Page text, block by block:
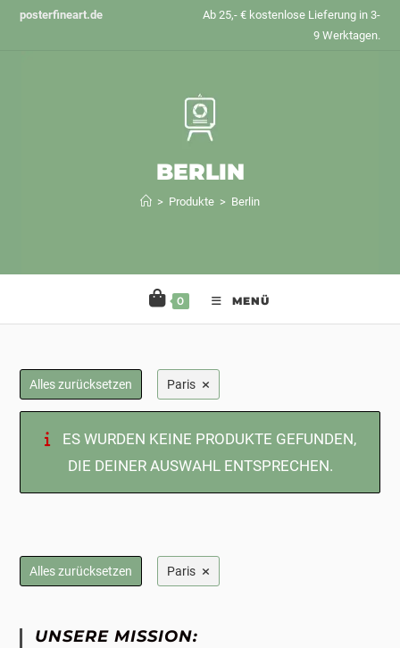
Zumposterfineart.de
Ab 25,- € kostenlose Lieferung in 3-
9 Werktagen.
BERLIN
> Produkte > Berlin
0 MENÜ
Alles zurücksetzen Paris ×
ES WURDEN KEINE PRODUKTE GEFUNDEN,
DIE DEINER AUSWAHL ENTSPRECHEN.
Alles zurücksetzen Paris ×
UNSERE MISSION: